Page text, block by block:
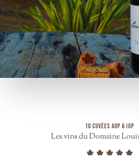
10 CUVÉES AOP & IGP
Les vins du Domaine